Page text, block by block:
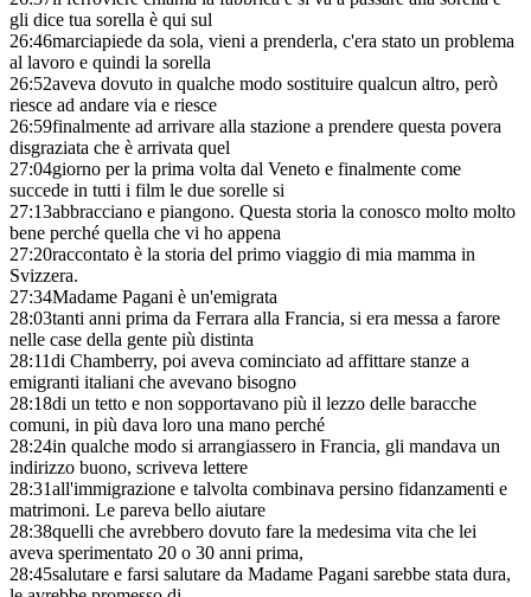
gli dice tua sorella è qui sul
26:46marciapiede da sola, vieni a prenderla, c'era stato un problema
al lavoro e quindi la sorella
26:52aveva dovuto in qualche modo sostituire qualcun altro, però
riesce ad andare via e riesce
26:59finalmente ad arrivare alla stazione a prendere questa povera
disgraziata che è arrivata quel
27:04giorno per la prima volta dal Veneto e finalmente come
succede in tutti i film le due sorelle si
27:13abbracciano e piangono. Questa storia la conosco molto molto
bene perché quella che vi ho appena
27:20raccontato è la storia del primo viaggio di mia mamma in
Svizzera.
27:34Madame Pagani è un'emigrata
28:03tanti anni prima da Ferrara alla Francia, si era messa a farore
nelle case della gente più distinta
28:11di Chamberry, poi aveva cominciato ad affittare stanze a
emigranti italiani che avevano bisogno
28:18di un tetto e non sopportavano più il lezzo delle baracche
comuni, in più dava loro una mano perché
28:24in qualche modo si arrangiassero in Francia, gli mandava un
indirizzo buono, scriveva lettere
28:31all'immigrazione e talvolta combinava persino fidanzamenti e
matrimoni. Le pareva bello aiutare
28:38quelli che avrebbero dovuto fare la medesima vita che lei
aveva sperimentato 20 o 30 anni prima,
28:45salutare e farsi salutare da Madame Pagani sarebbe stata dura,